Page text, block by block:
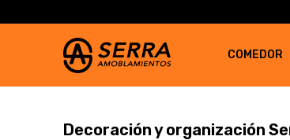
COMEDOR
Decoración y organización